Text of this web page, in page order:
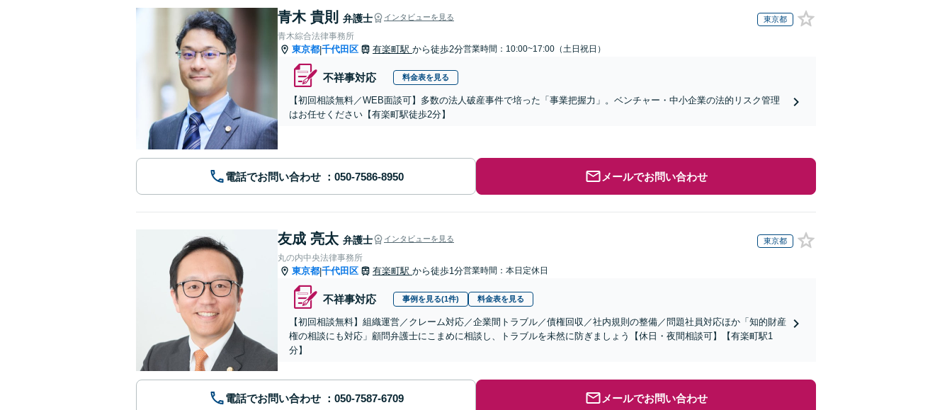
青木 貴則 弁護士 インタビューを見る 東京都
青木綜合法律事務所
東京都|千代田区 有楽町駅 から徒歩2分営業時間：10:00~17:00（土日祝日）
不祥事対応 料金表を見る
【初回相談無料／WEB面談可】多数の法人破産事件で培った「事業把握力」。ベンチャー・中小企業の法的リスク管理
はお任せください【有楽町駅徒歩2分】
電話でお問い合わせ メールでお問い合わせ
友成 亮太 弁護士 インタビューを見る 東京都
丸の内中央法律事務所
東京都|千代田区 有楽町駅 から徒歩1分営業時間：本日定休日
不祥事対応 事例を見る(1件) 料金表を見る
【初回相談無料】組織運営／クレーム対応／企業間トラブル／債権回収／社内規則の整備／問題社員対応ほか「知的財産
権の相談にも対応」顧問弁護士にこまめに相談し、トラブルを未然に防ぎましょう【休日・夜間相談可】【有楽町駅1
分】
電話でお問い合わせ メールでお問い合わせ